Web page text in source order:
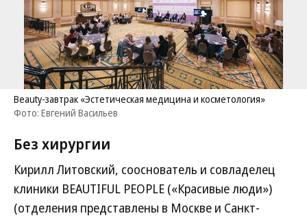
Beauty-завтрак «Эстетическая медицина и косметология»
Фото: Евгений Васильев
Без хирургии
Кирилл Литовский, сооснователь и совладелец
клиники BEAUTIFUL PEOPLE («Красивые люди»)
(отделения представлены в Москве и Санкт-